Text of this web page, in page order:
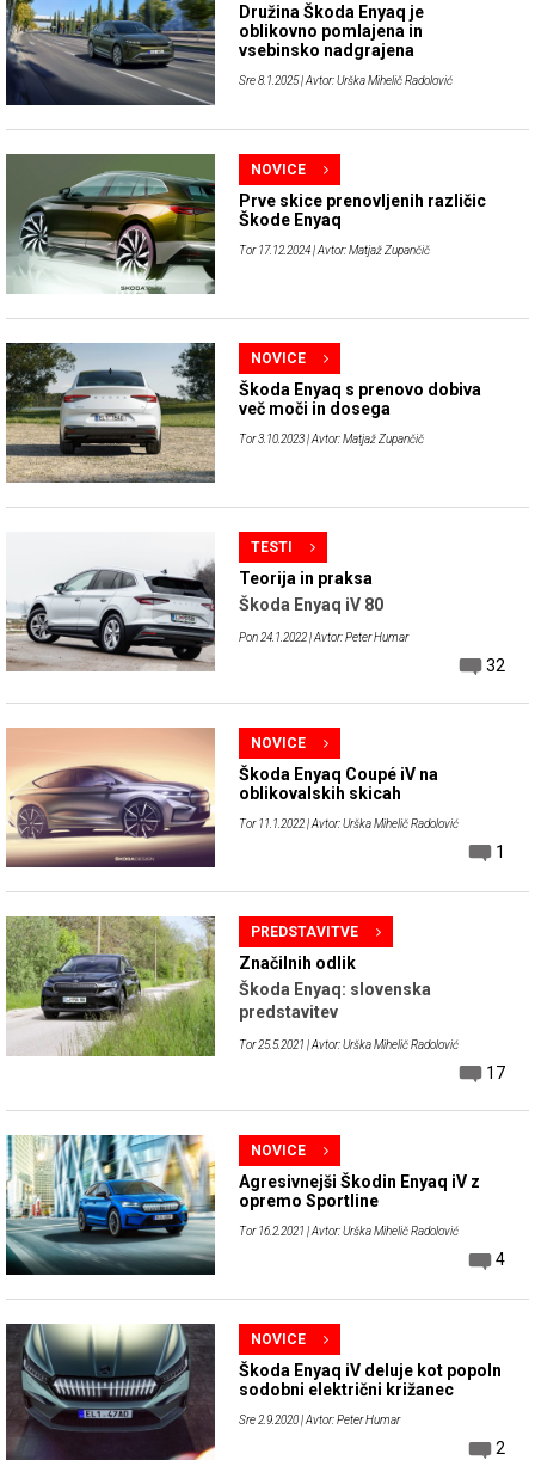
Družina Škoda Enyaq je
oblikovno pomlajena in
vsebinsko nadgrajena
Sre 8.1.2025| Avtor: Urška Mihelič Radolović
NOVICE
Prve skice prenovljenih različic
Škode Enyaq
Tor 17.12.2024| Avtor: Matjaž Zupančič
NOVICE
Škoda Enyaq s prenovo dobiva
več moči in dosega
Tor 3.10.2023| Avtor: Matjaž Zupančič
TESTI
Teorija in praksa
Škoda Enyaq iV 80
Pon 24.1.2022| Avtor: Peter Humar
32
NOVICE
Škoda Enyaq Coupé iV na
oblikovalskih skicah
Tor 11.1.2022| Avtor: Urška Mihelič Radolović
1
PREDSTAVITVE
Značilnih odlik
Škoda Enyaq: slovenska
predstavitev
Tor 25.5.2021 | Avtor: Urška Mihelič Radolović
17
NOVICE
Agresivnejši Škodin Enyaq iV z
opremo Sportline
Tor 16.2.2021 | Avtor: Urška Mihelič Radolović
4
NOVICE
Škoda Enyaq iV deluje kot popoln
sodobni električni križanec
Sre 2.9.2020| Avtor: Peter Humar
2